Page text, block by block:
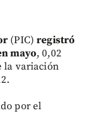
(PIC)registró
mayo, 0,02
la variación
por el